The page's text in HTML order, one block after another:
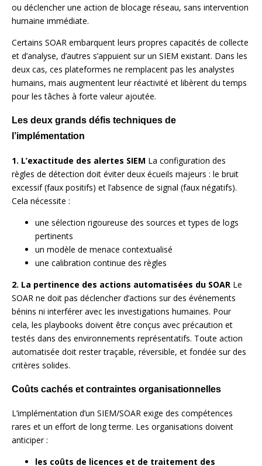
ou déclencher une action de blocage réseau, sans intervention
humaine immédiate.
Certains SOAR embarquent leurs propres capacités de collecte
et d’analyse, d’autres s’appuient sur un SIEM existant. Dans les
deux cas, ces plateformes ne remplacent pas les analystes
humains, mais augmentent leur réactivité et libèrent du temps
pour les tâches à forte valeur ajoutée.
Les deux grands défis techniques de
l’implémentation
1. L’exactitude des alertes SIEM La configuration des
règles de détection doit éviter deux écueils majeurs : le bruit
excessif (faux positifs) et l’absence de signal (faux négatifs).
Cela nécessite :
une sélection rigoureuse des sources et types de logs
pertinents
un modèle de menace contextualisé
une calibration continue des règles
2. La pertinence des actions automatisées du SOAR Le
SOAR ne doit pas déclencher d’actions sur des événements
bénins ni interférer avec les investigations humaines. Pour
cela, les playbooks doivent être conçus avec précaution et
testés dans des environnements représentatifs. Toute action
automatisée doit rester traçable, réversible, et fondée sur des
critères solides.
Coûts cachés et contraintes organisationnelles
L’implémentation d’un SIEM/SOAR exige des compétences
rares et un effort de long terme. Les organisations doivent
anticiper :
les coûts de licences et de traitement des